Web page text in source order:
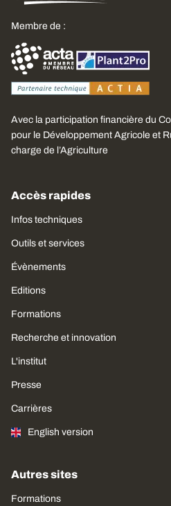
Membre de :
Avec la participation financière du
pour le Développement Agricole et
charge de l’Agriculture
Accès rapides
Infos techniques
Outils et services
Évènements
Editions
Formations
Recherche et innovation
L'institut
Presse
Carrières
English version
Autres sites
Formations